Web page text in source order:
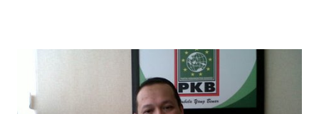
Mujib menambahkan, akhirnya terpaksa ortu nya pinjam
uang tetangga 500 ribu, agar anaknya bisa ikut ujian.
"Kasihan dia sudah tidak punya ayah, ibunya saudara saya,